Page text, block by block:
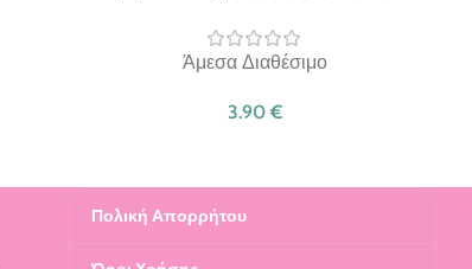
Άμεσα Διαθέσιμο
3.90 €
Πολική Απορρήτου